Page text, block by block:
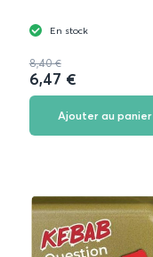
En stock
8,40 €
6,47 €
Ajouter au panier